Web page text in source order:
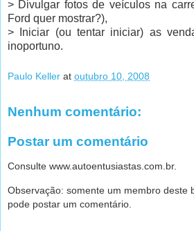
> Divulgar fotos de veículos na
Ford quer mostrar?),
> Iniciar (ou tentar iniciar) as
inoportuno.
Paulo Keller at outubro 10, 2008
Nenhum comentário:
Postar um comentário
Consulte www.autoentusiastas.com.br.
Observação: somente um membro deste
pode postar um comentário.